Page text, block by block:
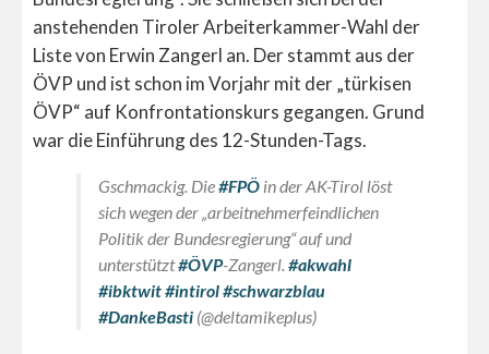
anstehenden Tiroler Arbeiterkammer-Wahl der
Liste von Erwin Zangerl an. Der stammt aus der
ÖVP und ist schon im Vorjahr mit der „türkisen
ÖVP“ auf Konfrontationskurs gegangen. Grund
war die Einführung des 12-Stunden-Tags.
Gschmackig. Die#FPÖ in der AK-Tirol löst
sich wegen der „arbeitnehmerfeindlichen
Politik der Bundesregierung“ auf und
unterstützt#ÖVP-Zangerl. #akwahl
#ibktwit#intirol#schwarzblau
#DankeBasti (@deltamikeplus)